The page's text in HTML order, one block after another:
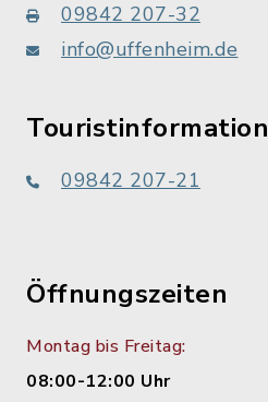
09842 207-32
info@uffenheim.de
Touristinformation
09842 207-21
Öffnungszeiten
Montag bis Freitag:
08:00-12:00 Uhr